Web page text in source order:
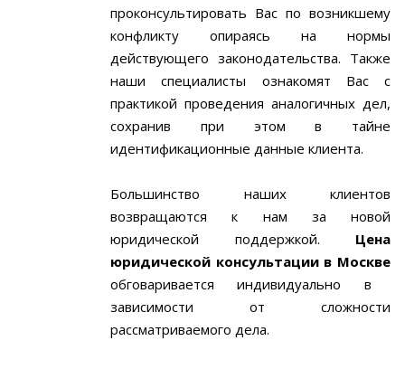
проконсультировать Вас по возникшему
конфликту опираясь на нормы
действующего законодательства. Также
наши специалисты ознакомят Вас с
практикой проведения аналогичных дел,
сохранив при этом в тайне
идентификационные данные клиента.
Большинство наших клиентов
возвращаются к нам за новой
юридической поддержкой. Цена
юридической консультации в Москве
обговаривается индивидуально в
зависимости от сложности
рассматриваемого дела.